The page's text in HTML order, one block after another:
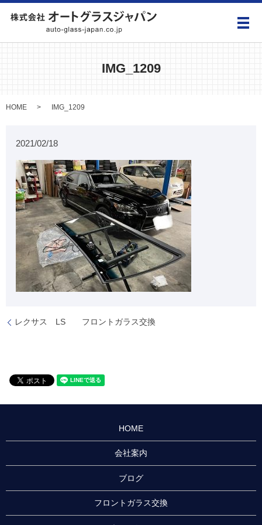
メ
IMG_1209
HOME IMG_1209
2021/02/18
レクサス LS フロントガラス交換
HOME
会社案内
ブログ
フロントガラス交換